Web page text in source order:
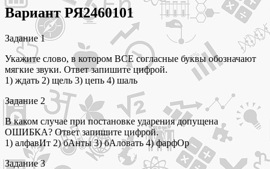
Вариант РЯ2460101
Задание 1
Укажите слово, в котором ВСЕ согласные буквы обозначают
мягкие звуки. Ответ запишите цифрой.
1) ждать 2) щель 3) цепь 4) шаль
Задание 2
В каком случае при постановке ударения допущена
ОШИБКА? Ответ запишите цифрой.
1) алфавИт 2) бАнты 3) бАловать 4) фарфОр
Задание 3